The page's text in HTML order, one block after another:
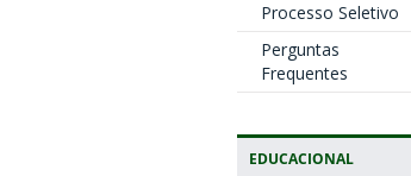
Processo Seletivo
Perguntas
Frequentes
EDUCACIONAL